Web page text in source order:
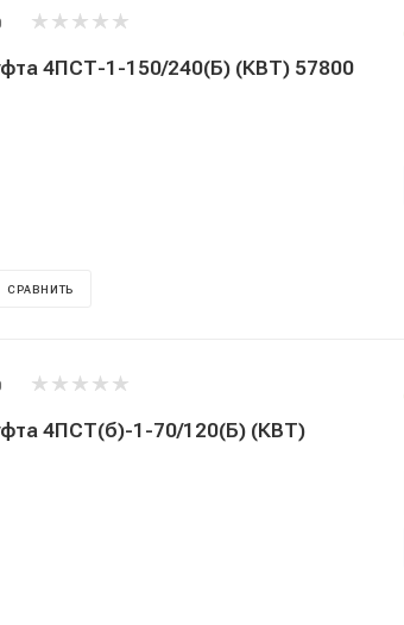
4ПСТ-1-150/240(Б) (КВТ) 57800
СРАВНИТЬ
4ПСТ(б)-1-70/120(Б) (КВТ)